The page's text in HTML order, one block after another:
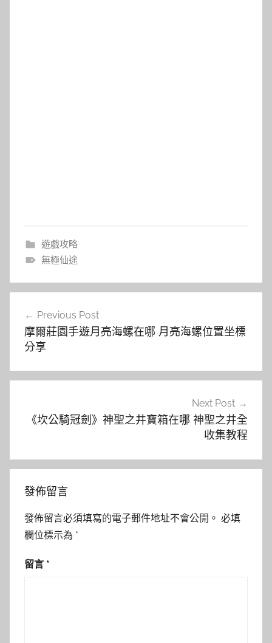
遊戲攻略
無極仙途
導
覽
Previous Post
摩爾莊園手遊月亮海螺在哪 月亮海螺位置坐標
分享
Next Post
《坎公騎冠劍》神聖之井寶箱在哪 神聖之井全
收集教程
發佈留言
發佈留言必須填寫的電子郵件地址不會公開。 必填
欄位標示為 *
留言 *